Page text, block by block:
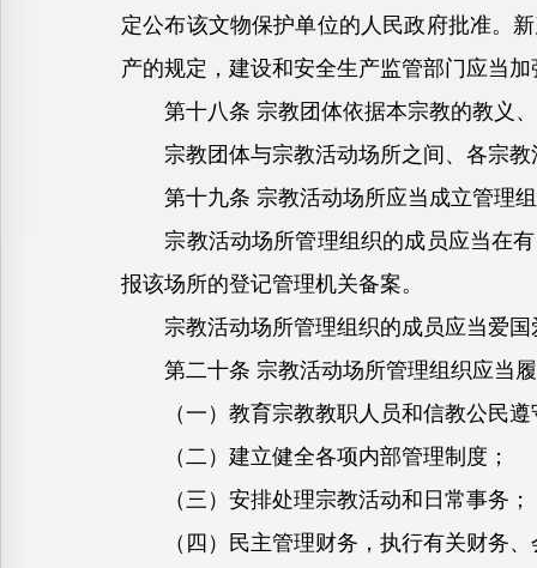
定公布该文物保护单位的人民政府批准。
产的规定，建设和安全生产监管部门应当
第十八条 宗教团体依据本宗教的教义、
宗教团体与宗教活动场所之间、各宗教
第十九条 宗教活动场所应当成立管理组
宗教活动场所管理组织的成员应当在有
报该场所的登记管理机关备案。
宗教活动场所管理组织的成员应当爱国
第二十条 宗教活动场所管理组织应当履
（一）教育宗教教职人员和信教公民遵
（二）建立健全各项内部管理制度；
（三）安排处理宗教活动和日常事务；
（四）民主管理财务，执行有关财务、